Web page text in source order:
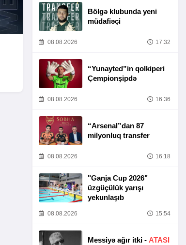
Bölgə klubunda yeni
müdafiəçi
08.08.2026 17:32
“Yunayted”in qolkiperi
Çempionşipdə
08.08.2026 16:36
“Arsenal”dan 87
milyonluq transfer
08.08.2026 16:18
"Ganja Cup 2026"
üzgüçülük yarışı
yekunlaşıb
08.08.2026 15:54
Messiyə ağır itki - ATASI